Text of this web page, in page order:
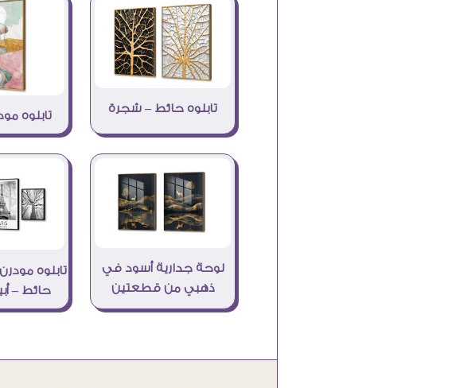
تابلوه حائط – شجرة
تابلوه
لوحة جدارية أسود في
ذهبي من قطعتين
تابلوه
حائط –